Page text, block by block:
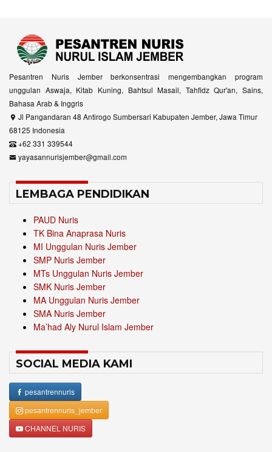
Pesantren Nuris Jember berkonsentrasi mengembangkan program
unggulan Aswaja, Kitab Kuning, Bahtsul Masail, Tahfidz Qur'an, Sains,
Bahasa Arab & Inggris
Jl Pangandaran 48 Antirogo Sumbersari Kabupaten Jember, Jawa Timur
68125 Indonesia
+62 331 339544
yayasannurisjember@gmail.com
LEMBAGA PENDIDIKAN
PAUD Nuris
TK Bina Anaprasa Nuris
MI Unggulan Nuris Jember
SMP Nuris Jember
MTs Unggulan Nuris Jember
SMK Nuris Jember
MA Unggulan Nuris Jember
SMA Nuris Jember
Ma’had Aly Nurul Islam Jember
SOCIAL MEDIA KAMI
pesantrennuris
pesantrennuris_jember
CHANNEL NURIS